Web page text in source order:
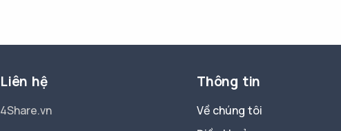
Liên hệ
4Share.vn
Thông tin
Về chúng tôi